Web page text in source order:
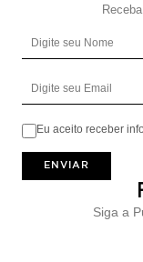
Eu aceito receber
ENVIAR
Siga a